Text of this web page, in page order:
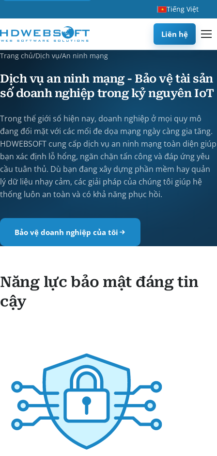
Tiếng Việt
Liên hệ
Trang chủ/Dịch vụ/An ninh mạng
Dịch vụ an ninh mạng - Bảo vệ tài sản
số doanh nghiệp trong kỷ nguyên IoT
Trong thế giới số hiện nay, doanh nghiệp ở mọi quy mô
đang đối mặt với các mối đe dọa mạng ngày càng gia tăng.
HDWEBSOFT cung cấp dịch vụ an ninh mạng toàn diện giúp
bạn xác định lỗ hổng, ngăn chặn tấn công và đáp ứng yêu
cầu tuân thủ. Dù bạn đang xây dựng phần mềm hay quản
lý dữ liệu nhạy cảm, các giải pháp của chúng tôi giúp hệ
thống luôn an toàn và có khả năng phục hồi.
Bảo vệ doanh nghiệp của tôi
Năng lực bảo mật đáng tin
cậy